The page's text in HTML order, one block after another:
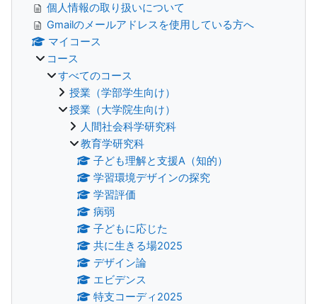
個人情報の取り扱いについて
Gmailのメールアドレスを使用している方へ
マイコース
コース
すべてのコース
授業（学部学生向け）
授業（大学院生向け）
人間社会科学研究科
教育学研究科
子ども理解と支援A（知的）
学習環境デザインの探究
学習評価
病弱
子どもに応じた
共に生きる場2025
デザイン論
エビデンス
特支コーディ2025